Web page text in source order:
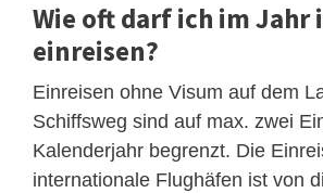
Wie oft darf ich im Jahr
einreisen?
Einreisen ohne Visum auf dem
Schiffsweg sind auf max. zwei
Kalenderjahr begrenzt. Die
internationale Flughäfen ist von